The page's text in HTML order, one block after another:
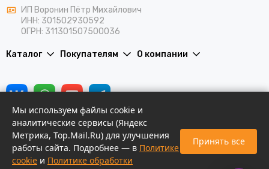
ИП Воронин Пётр Михайлович
ИНН: 301502930592
ОГРН: 311301507500036
Каталог Покупателям О компании
2026 © Oh My Geek | Азиатские вкусняшки и подарки в Астрахани.
Карта сайта
Мы используем файлы cookie и
аналитические сервисы (Яндекс
Метрика, Top.Mail.Ru) для улучшения
работы сайта. Подробнее — в Политике
cookie и Политике обработки
Принять все
Новости